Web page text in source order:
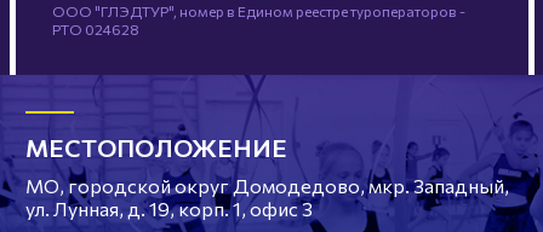
ООО "ГЛЭДТУР", номер в Едином реестре туроператоров -
РТО 024628
МЕСТОПОЛОЖЕНИЕ
МО, городской округ Домодедово, мкр. Западный,
ул. Лунная, д. 19, корп. 1, офис 3